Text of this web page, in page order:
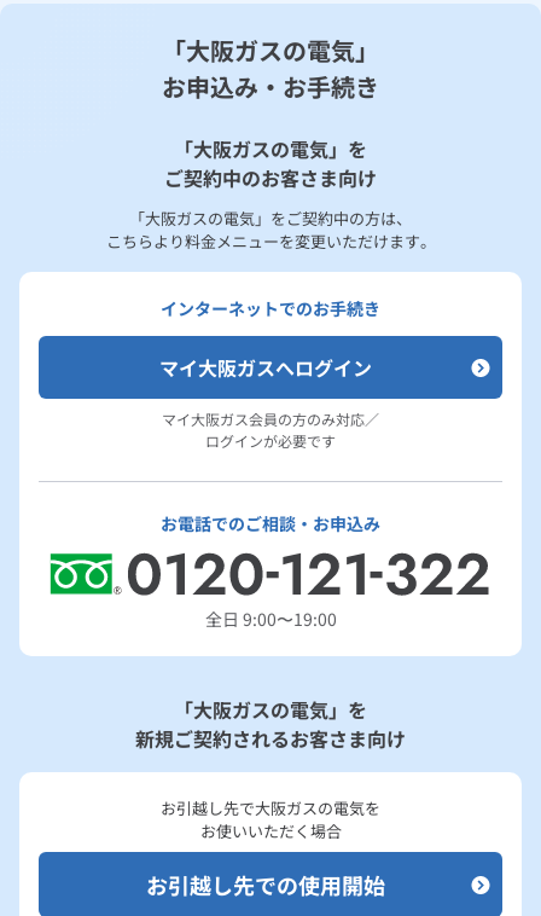
「大阪ガスの電気」
お申込み・お手続き
「大阪ガスの電気」を
ご契約中のお客さま向け
「大阪ガスの電気」をご契約中の方は、
こちらより料金メニューを変更いただけます。
インターネットでのお手続き
マイ大阪ガスへログイン
マイ大阪ガス会員の方のみ対応／
ログインが必要です
お電話でのご相談・お申込み
全日 9:00〜19:00
「大阪ガスの電気」を
新規ご契約されるお客さま向け
お引越し先で大阪ガスの電気を
お使いいただく場合
お引越し先での使用開始